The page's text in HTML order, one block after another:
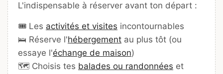
L'indispensable à réserver avant ton départ :
🎟️ Les activités et visites incontournables
🛌 Réserve l'hébergement au plus tôt (ou
essaye l'échange de maison)
🗺️ Choisis tes balades ou randonnées et